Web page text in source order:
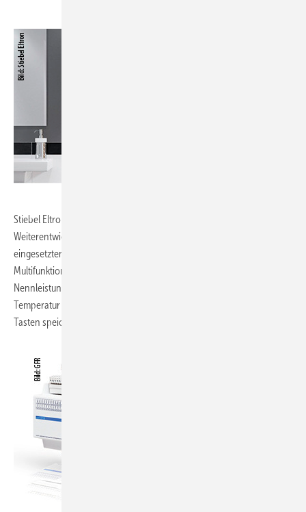
Stiebel Eltron, 8.0-E60:
Weiterentwicklung des von der Wohnungswirtschaft häufig
eingesetzten DEL SL. Mit neuem Design und einem modernisierten
Multifunktionsdisplay wurde der Bedienungskomfort verbessert. Die
Nennleistung (18, 21 oder 24 kW) wird per Jumper festgelegt. Die
Temperatur lässt sich gradgenau einstellen und auf zwei Memory-
Tasten speichern.